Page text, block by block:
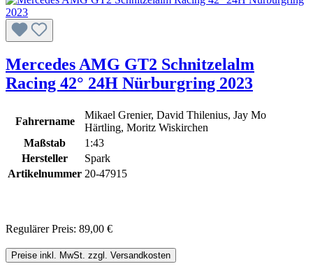
Mercedes AMG GT2 Schnitzelalm
Racing 42° 24H Nürburgring 2023
Fahrername
Mikael Grenier, David Thilenius, Jay Mo
Härtling, Moritz Wiskirchen
Maßstab
1:43
Hersteller
Spark
Artikelnummer 20-47915
Regulärer Preis: 89,00 €
Preise inkl. MwSt. zzgl. Versandkosten